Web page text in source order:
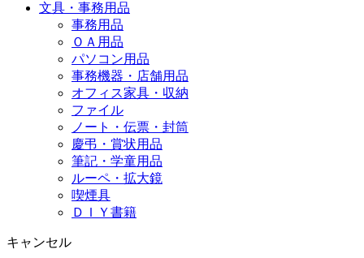
文具・事務用品
事務用品
ＯＡ用品
パソコン用品
事務機器・店舗用品
オフィス家具・収納
ファイル
ノート・伝票・封筒
慶弔・賞状用品
筆記・学童用品
ルーペ・拡大鏡
喫煙具
ＤＩＹ書籍
キャンセル